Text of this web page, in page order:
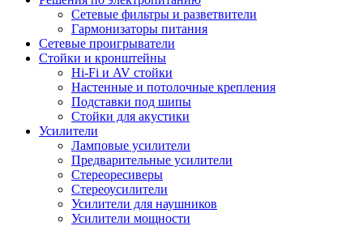
Сетевые фильтры и разветвители
Гармонизаторы питания
Сетевые проигрыватели
Стойки и кронштейны
Hi-Fi и AV стойки
Настенные и потолочные крепления
Подставки под шипы
Стойки для акустики
Усилители
Ламповые усилители
Предварительные усилители
Стереоресиверы
Стереоусилители
Усилители для наушников
Усилители мощности